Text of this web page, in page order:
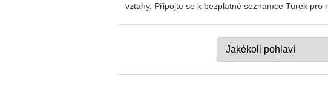
vztahy. Připojte se k bezplatné seznamce Turek pro